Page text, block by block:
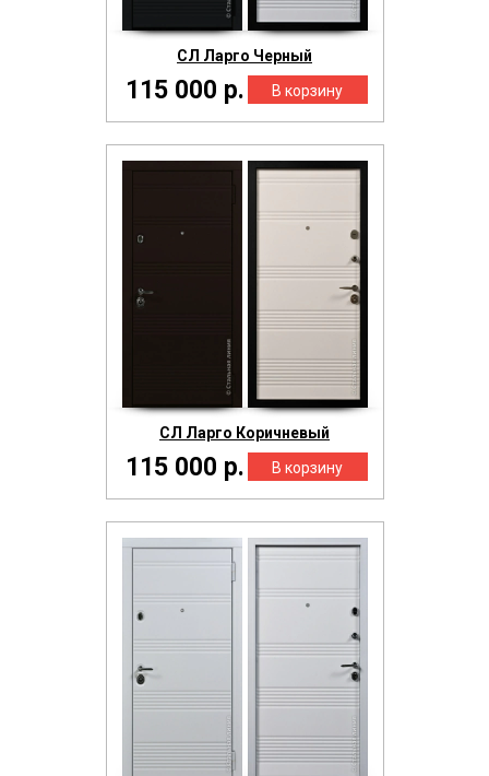
СЛ Ларго Черный
115 000 р.
СЛ Ларго Коричневый
115 000 р.